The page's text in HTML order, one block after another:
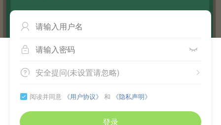

 
 
安全提问(未设置请忽略)
 阅读并同意 《用户协议》 和 《隐私声明》
登录